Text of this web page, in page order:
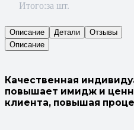
Итого:за шт.
Описание Детали
Отзывы
Описание
Качественная
повышает имидж и
клиента, повышая